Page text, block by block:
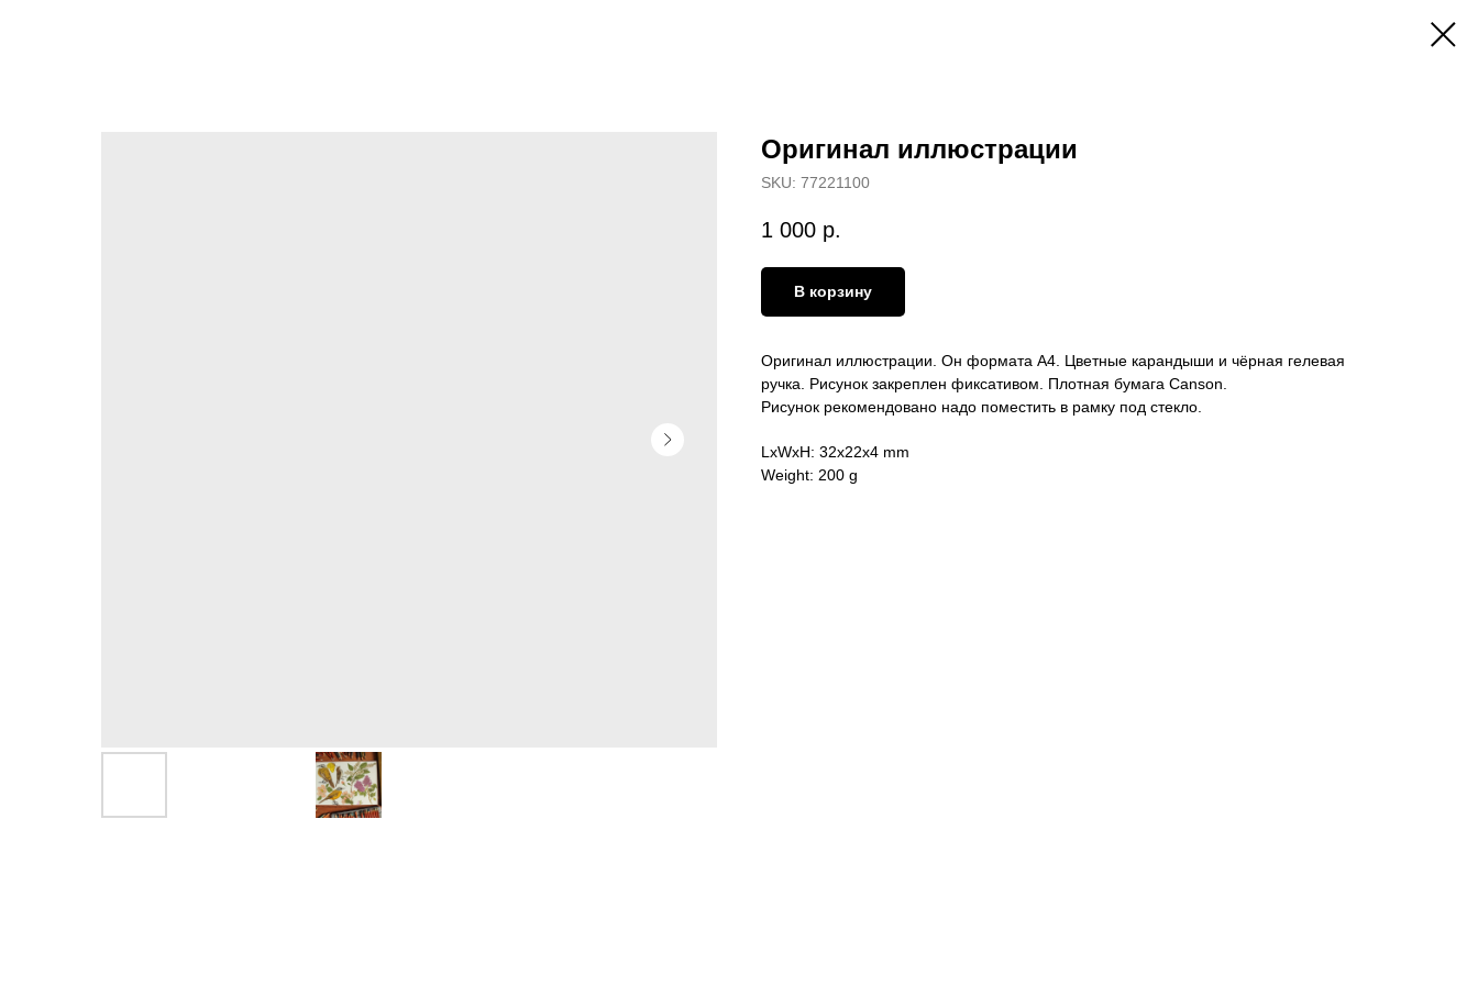
Оригинал иллюстрации
SKU: 77221100
1 000 р.
В корзину
Оригинал иллюстрации. Он формата А4. Цветные карандыши и чёрная гелевая
ручка. Рисунок закреплен фиксативом. Плотная бумага Canson.
Рисунок рекомендовано надо поместить в рамку под стекло.
LxWxH: 32x22x4 mm
Weight: 200 g